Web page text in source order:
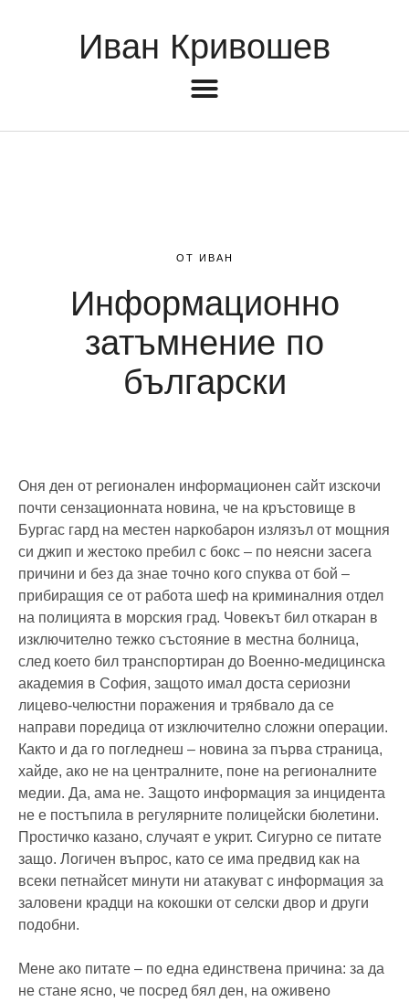
Иван Кривошев
ОТ ИВАН
Информационно
затъмнение по
български
Оня ден от регионален информационен сайт изскочи
почти сензационната новина, че на кръстовище в
Бургас гард на местен наркобарон излязъл от мощния
си джип и жестоко пребил с бокс – по неясни засега
причини и без да знае точно кого спуква от бой –
прибиращия се от работа шеф на криминалния отдел
на полицията в морския град. Човекът бил откаран в
изключително тежко състояние в местна болница,
след което бил транспортиран до Военно-медицинска
академия в София, защото имал доста сериозни
лицево-челюстни поражения и трябвало да се
направи поредица от изключително сложни операции.
Както и да го погледнеш – новина за първа страница,
хайде, ако не на централните, поне на регионалните
медии. Да, ама не. Защото информация за инцидента
не е постъпила в регулярните полицейски бюлетини.
Простичко казано, случаят е укрит. Сигурно се питате
защо. Логичен въпрос, като се има предвид как на
всеки петнайсет минути ни атакуват с информация за
заловени крадци на кокошки от селски двор и други
подобни.
Мене ако питате – по една единствена причина: за да
не стане ясно, че посред бял ден, на оживено